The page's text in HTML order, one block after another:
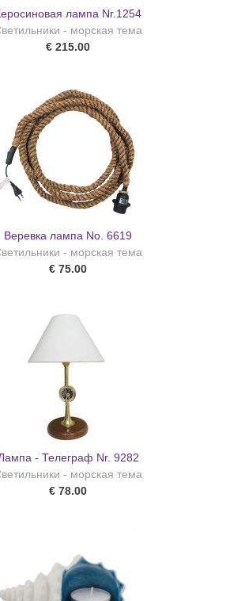
лампа Nr.1254
- морская тема
€ 215.00
Веревка лампа No. 6619
- морская тема
€ 75.00
- Телеграф Nr. 9282
- морская тема
€ 78.00